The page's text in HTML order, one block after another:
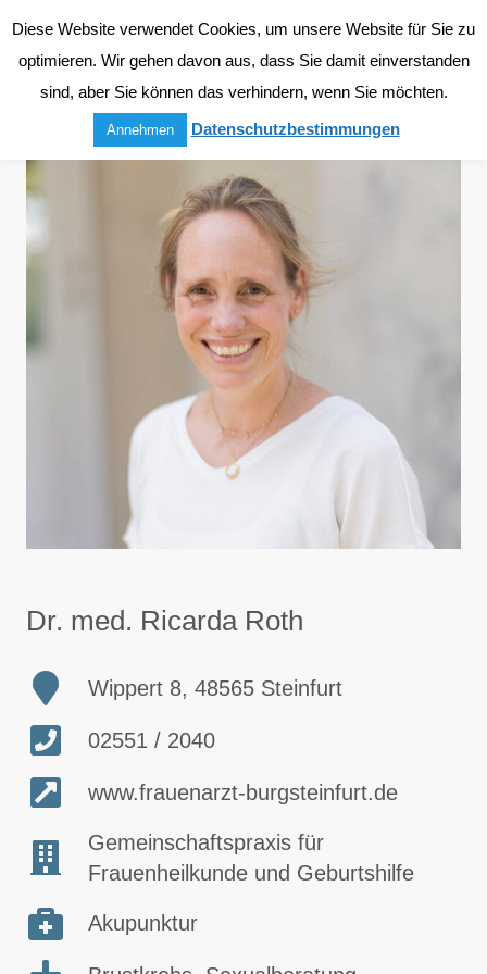
Dr. med. Ricarda Roth
Wippert 8, 48565 Steinfurt
02551 / 2040
www.frauenarzt-burgsteinfurt.de
Gemeinschaftspraxis für
Frauenheilkunde und Geburtshilfe
Akupunktur
Diese Website verwendet Cookies, um unsere Website für Sie zu
optimieren. Wir gehen davon aus, dass Sie damit einverstanden
sind, aber Sie können das verhindern, wenn Sie möchten.
Annehmen Datenschutzbestimmungen